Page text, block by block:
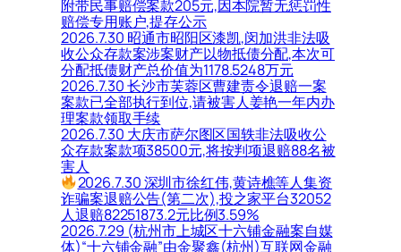
附带民事赔偿案款205元,因本院暂无惩罚性
赔偿专用账户,提存公示
2026.7.30 昭通市昭阳区漆凯,闵加洪非法吸
收公众存款案涉案财产以物抵债分配,本次可
分配抵债财产总价值为1178.5248万元
2026.7.30 长沙市芙蓉区曹建责令退赔一案
案款已全部执行到位,请被害人姜艳一年内办
理案款领取手续
2026.7.30 大庆市萨尔图区国轶非法吸收公
众存款案款项38500元,将按判项退赔88名被
害人
2026.7.30 深圳市徐红伟,黄诗樵等人集资
诈骗案退赔公告(第二次),投之家平台32052
人退赔82251873.2元比例3.59%
2026.7.29 (杭州市上城区十六铺金融案自媒
体)“十六铺金融”由金聚鑫(杭州)互联网金融